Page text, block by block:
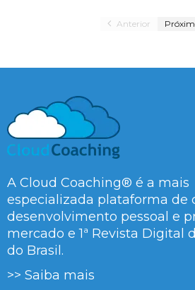
Anterior
A Cloud Coaching® é a mais
especializada plataforma de
desenvolvimento pessoal e
mercado e 1ª Revista Digital
do Brasil.
>> Saiba mais